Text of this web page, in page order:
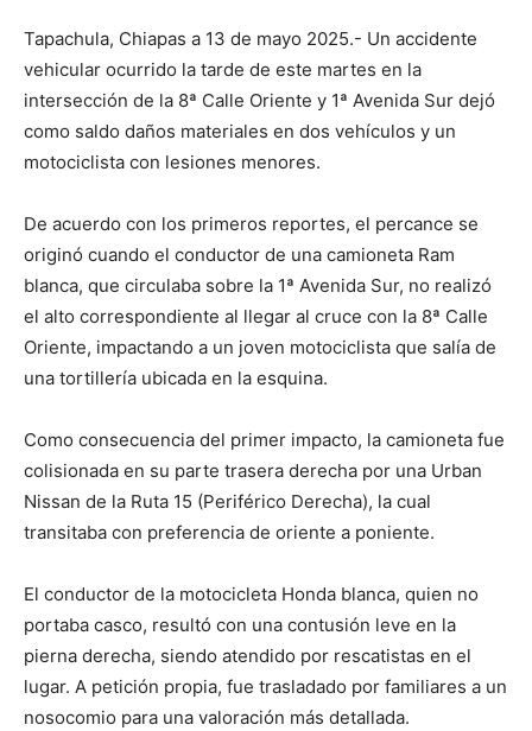
Tapachula, Chiapas a 13 de mayo 2025.- Un accidente
vehicular ocurrido la tarde de este martes en la
intersección de la 8ª Calle Oriente y 1ª Avenida Sur dejó
como saldo daños materiales en dos vehículos y un
motociclista con lesiones menores.
De acuerdo con los primeros reportes, el percance se
originó cuando el conductor de una camioneta Ram
blanca, que circulaba sobre la 1ª Avenida Sur, no realizó
el alto correspondiente al llegar al cruce con la 8ª Calle
Oriente, impactando a un joven motociclista que salía de
una tortillería ubicada en la esquina.
Como consecuencia del primer impacto, la camioneta fue
colisionada en su parte trasera derecha por una Urban
Nissan de la Ruta 15 (Periférico Derecha), la cual
transitaba con preferencia de oriente a poniente.
El conductor de la motocicleta Honda blanca, quien no
portaba casco, resultó con una contusión leve en la
pierna derecha, siendo atendido por rescatistas en el
lugar. A petición propia, fue trasladado por familiares a un
nosocomio para una valoración más detallada.